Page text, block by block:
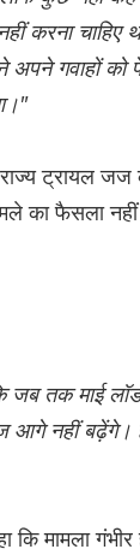
करना चाहिए
गवाहों को
ट्रायल
का फैसला
तक माई
नहीं बढ़ेंगे।
कि मामला गंभीर